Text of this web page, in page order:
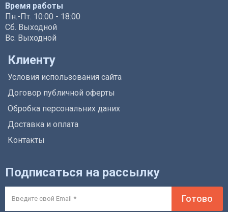
Время работы
Пн.-Пт. 10:00 - 18:00
Сб. Выходной
Вс. Выходной
Клиенту
Условия использования сайта
Договор публичной оферты
Обробка персональних даних
Доставка и оплата
Контакты
Подписаться на рассылку
Готово